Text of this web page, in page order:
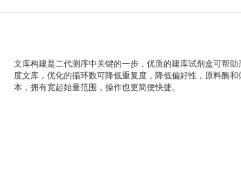
文库构建是二代测序中关键的一步，优质的建库试剂盒可帮
度文库，优化的循环数可降低重复度，降低偏好性，原料酶
本，拥有宽起始量范围，操作也更简便快捷。